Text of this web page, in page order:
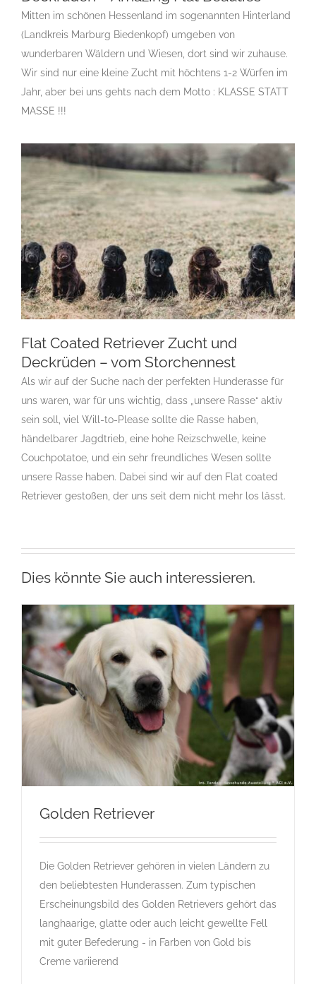
Flat Coated Retriever Zucht und Deckrüden –
Amazing Flat Beauties
Gruppe 8 Gruppe 8-Sektion 1
Gruppe 8-Sektion 1 Züchter
Flatcoated Retriever
Gruppe 8-Sektion 1-Flatcoated
Retriever
Landesgruppe Retriever Rassehundezüchter
Mitten im schönen Hessenland im sogenannten Hinterland
(Landkreis Marburg Biedenkopf) umgeben von
wunderbaren Wäldern und Wiesen, dort sind wir zuhause.
Wir sind nur eine kleine Zucht mit höchtens 1-2 Würfen im
Jahr, aber bei uns gehts nach dem Motto : KLASSE STATT
MASSE !!!
Flat Coated Retriever Zucht und Deckrüden –
vom Storchennest
Gruppe 8 Gruppe 8-Sektion 1
Gruppe 8-Sektion 1 Züchter
Retriever
Landesgruppe Retriever
Rassehundezüchter
Flat Coated Retriever Zucht und
Deckrüden – vom Storchennest
Als wir auf der Suche nach der perfekten Hunderasse für
uns waren, war für uns wichtig, dass „unsere Rasse“ aktiv
sein soll, viel Will-to-Please sollte die Rasse haben,
händelbarer Jagdtrieb, eine hohe Reizschwelle, keine
Couchpotatoe, und ein sehr freundliches Wesen sollte
unsere Rasse haben. Dabei sind wir auf den Flat coated
Retriever gestoßen, der uns seit dem nicht mehr los lässt.
Dies könnte Sie auch interessieren.
Golden Retriever
Landesgruppe Retriever
Rassehunde Standard Rassehunde von A bis Z
Golden Retriever
Die Golden Retriever gehören in vielen Ländern zu
den beliebtesten Hunderassen. Zum typischen
Erscheinungsbild des Golden Retrievers gehört das
langhaarige, glatte oder auch leicht gewellte Fell
mit guter Befederung - in Farben von Gold bis
Creme variierend